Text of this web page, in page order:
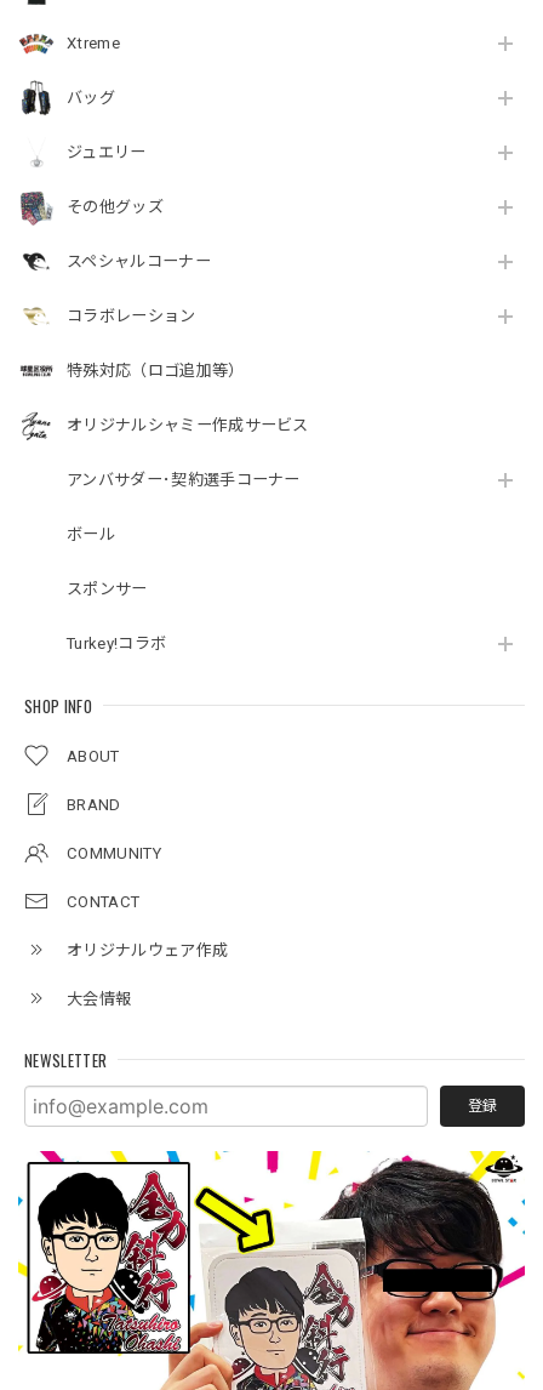
Xtreme
バッグ
ジュエリー
その他グッズ
スペシャルコーナー
コラボレーション
特殊対応（ロゴ追加等）
オリジナルシャミー作成サービス
アンバサダー･契約選手コーナー
ボール
スポンサー
Turkey!コラボ
SHOP INFO
ABOUT
BRAND
COMMUNITY
CONTACT
オリジナルウェア作成
大会情報
NEWSLETTER
登録